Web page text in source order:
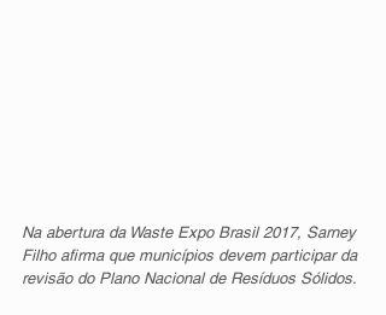
Na abertura da Waste Expo Brasil 2017, Sarney
Filho afirma que municípios devem participar da
revisão do Plano Nacional de Resíduos Sólidos.